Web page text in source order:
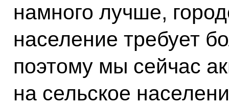
намного лучше,
население требует
поэтому мы сейчас
на сельское